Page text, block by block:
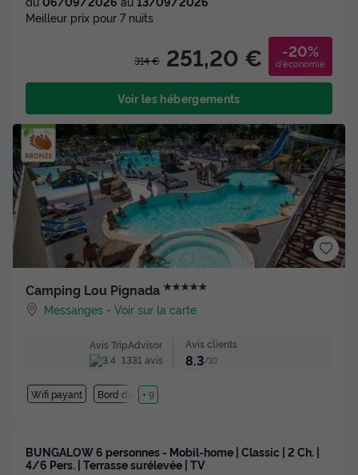
Meilleur prix pour 7 nuits
314 € 251,20 € -20%
d'économie
Voir les hébergements
Camping Lou Pignada ★★★★★
Messanges -Voir sur la carte
Avis TripAdvisor
1331 avis
Avis clients
8.3/10
Wifi payant Bord de mer
+ 9
BUNGALOW 6 personnes - Mobil-home | Classic | 2 Ch. |
4/6 Pers. | Terrasse surélevée | TV